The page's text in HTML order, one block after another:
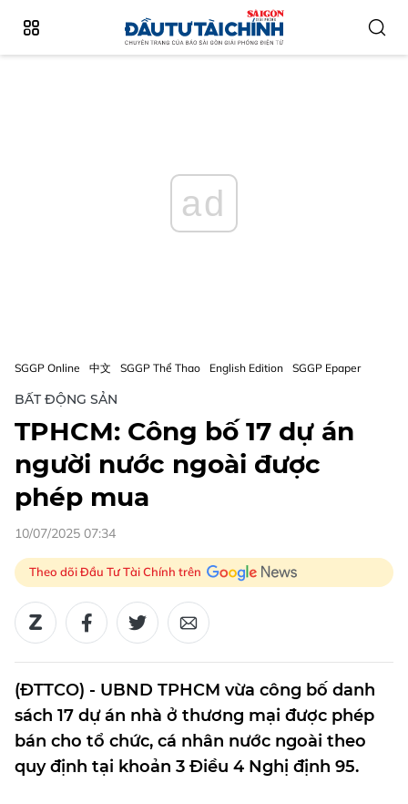
ad
SGGP Online 中文 SGGP Thể Thao English Edition SGGP Epaper
BẤT ĐỘNG SẢN
TPHCM: Công bố 17 dự án
người nước ngoài được
phép mua
10/07/2025 07:34
Theo dõi Đầu Tư Tài Chính trên
(ĐTTCO) - UBND TPHCM vừa công bố danh
sách 17 dự án nhà ở thương mại được phép
bán cho tổ chức, cá nhân nước ngoài theo
quy định tại khoản 3 Điều 4 Nghị định 95.